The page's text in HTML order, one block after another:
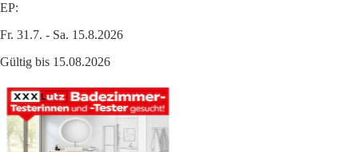
EP:
Fr. 31.7. - Sa. 15.8.2026
Gültig bis 15.08.2026